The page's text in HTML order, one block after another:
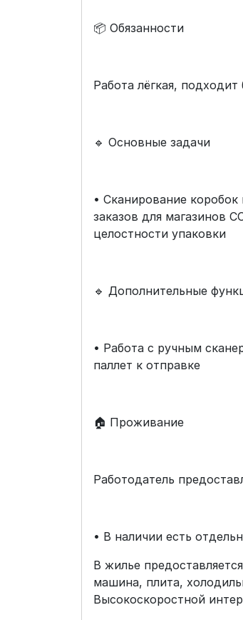
📦 Обязанности
Работа лёгкая,
🔹 Основные задачи
• Сканирование
заказов для магазинов
целостности упаковки
🔹 Дополнительные
• Работа с ручным
паллет к отправке
🏠 Проживание
Работодатель
• В наличии есть
В жилье
машина, плита,
Высокоскоростной